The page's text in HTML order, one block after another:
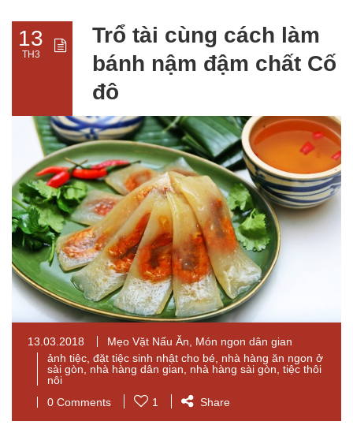
13
TH3
Trổ tài cùng cách làm
bánh nậm đậm chất Cố
đô
13.03.2018 Mẹo Vặt Nấu Ăn
Món ngon dân gian
ảnh tiệc đặt tiệc sinh nhật cho bé nhà hàng ăn ngon ở
sài gòn
nhà hàng dân gian nhà hàng sài gòn tiệc thôi
nôi
0 Comments
1 Share